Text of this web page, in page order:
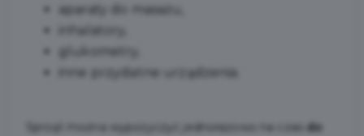
aparaty do masażu,
inhalatory,
glukometry,
inne przydatne urządzenia.
Sprzęt można wypożyczyć jednorazowo na czas
do